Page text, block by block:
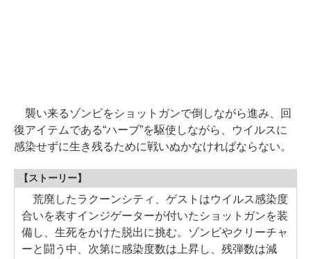
襲い来るゾンビをショットガンで倒しながら進み、回
復アイテムである“ハーブ”を駆使しながら、ウイルスに
感染せずに生き残るために戦いぬかなければならない。
【ストーリー】
荒廃したラクーンシティ、ゲストはウイルス感染度
合いを表すインジゲーターが付いたショットガンを装
備し、生死をかけた脱出に挑む。ゾンビやクリーチャ
ーと闘う中、次第に感染度数は上昇し、残弾数は減